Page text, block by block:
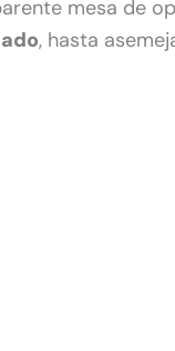
mesa de
, hasta